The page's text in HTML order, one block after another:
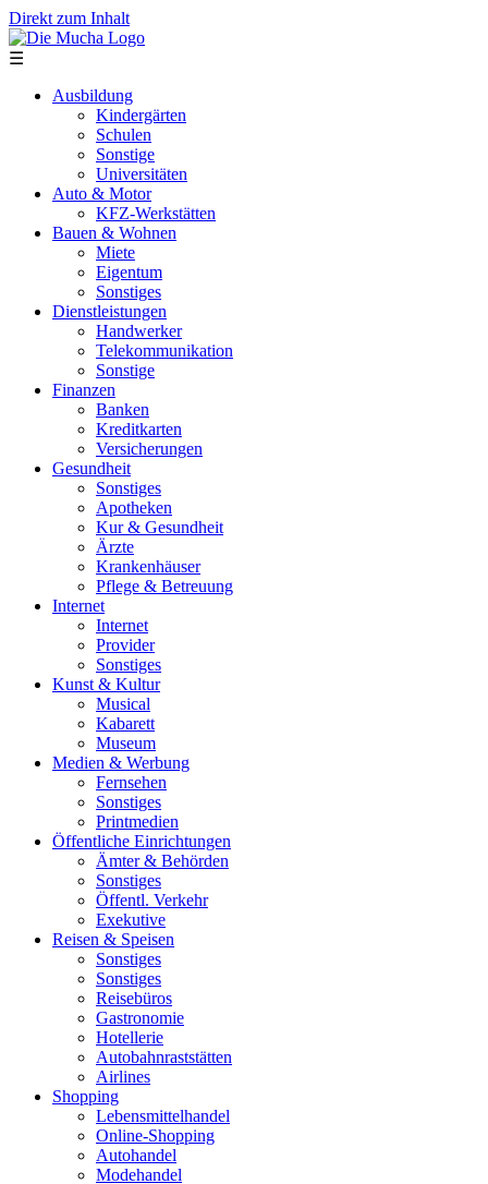
Direkt zum Inhalt
☰
Ausbildung
Kindergärten
Schulen
Sonstige
Universitäten
Auto & Motor
KFZ-Werkstätten
Bauen & Wohnen
Miete
Eigentum
Sonstiges
Dienstleistungen
Handwerker
Telekommunikation
Sonstige
Finanzen
Banken
Kreditkarten
Versicherungen
Gesundheit
Sonstiges
Apotheken
Kur & Gesundheit
Ärzte
Krankenhäuser
Pflege & Betreuung
Internet
Internet
Provider
Sonstiges
Kunst & Kultur
Musical
Kabarett
Museum
Medien & Werbung
Fernsehen
Sonstiges
Printmedien
Öffentliche Einrichtungen
Ämter & Behörden
Sonstiges
Öffentl. Verkehr
Exekutive
Reisen & Speisen
Sonstiges
Sonstiges
Reisebüros
Gastronomie
Hotellerie
Autobahnraststätten
Airlines
Shopping
Lebensmittelhandel
Online-Shopping
Autohandel
Modehandel